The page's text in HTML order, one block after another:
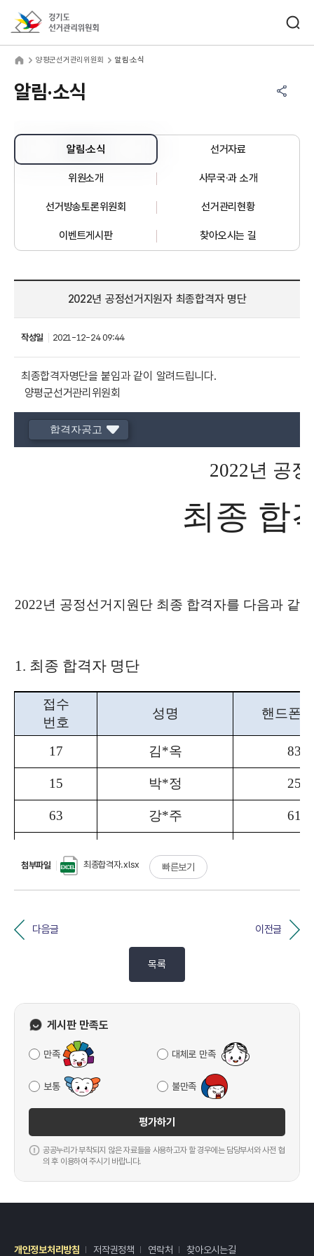
양평군선거관리위원회 알림·소식
알림·소식
알림·소식 선거자료
위원소개 사무국·과 소개
선거방송토론위원회 선거관리현황
이벤트게시판 찾아오시는 길
2022년 공정선거지원자 최종합격자 명단
작성일 2021-12-24 09:44
최종합격자명단을 붙임과 같이 알려드립니다.
양평군선거관리위원회
첨부파일 최종합격자.xlsx 빠른보기
다음글 이전글
목록
게시판 만족도
만족 대체로 만족
보통 불만족
평가하기
공공누리가 부착되지 않은 자료들을 사용하고자 할 경우에는 담당부서와 사전 협
의 후 이용하여 주시기 바랍니다.
개인정보처리방침 저작권정책 연락처 찾아오시는길